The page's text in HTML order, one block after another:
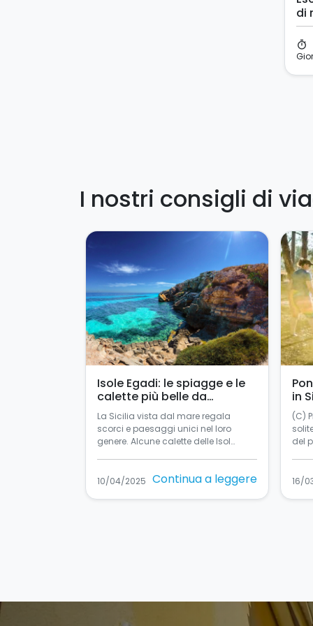
di
timer
I nostri consigli di
Isole Egadi: le spiagge e le
calette più belle da
raggiungere in barca a vela
La Sicilia vista dal mare regala
scorci e paesaggi unici nel loro
genere. Alcune calette delle Isol…
10/04/2025 Continua a leggere
in
(C)
del
16/